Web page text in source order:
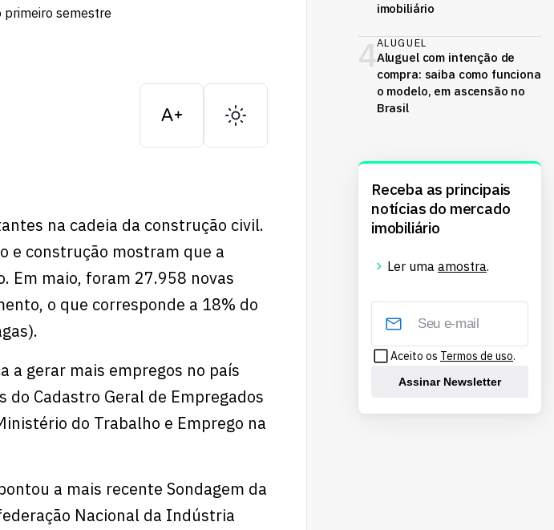
na cadeia da construção civil.
e construção mostram que a
Em maio, foram 27.958 novas
o que corresponde a 18% do
a gerar mais empregos no país
Cadastro Geral de Empregados
do Trabalho e Emprego na
a mais recente Sondagem da
Nacional da Indústria
imobiliário
4ALUGUEL
Aluguel com intenção de
compra: saiba como funciona
o modelo, em ascensão no
Brasil
Receba as principais
notícias do mercado
imobiliário
Ler uma amostra.
Aceito os Termos de uso.
Assinar Newsletter